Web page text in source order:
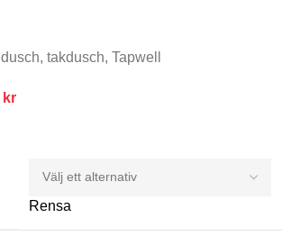
dusch, takdusch, Tapwell
kr
Rensa